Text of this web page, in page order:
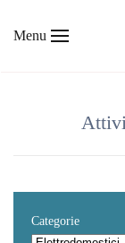
Menu
Categorie